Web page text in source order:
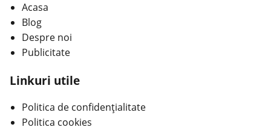
Acasa
Blog
Despre noi
Publicitate
Linkuri utile
Politica de confidențialitate
Politica cookies